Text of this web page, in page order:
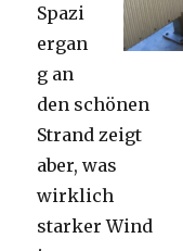
Spazi
ergan
g an
den schönen
Strand zeigt
aber, was
wirklich
starker Wind